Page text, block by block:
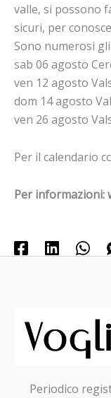
valle, si possono
sicuri, per
Sono numerosi
sab 06 agosto
ven 12 agosto
dom 14 agosto
ven 26 agosto
Per il calendario
Per informazioni:
Periodico